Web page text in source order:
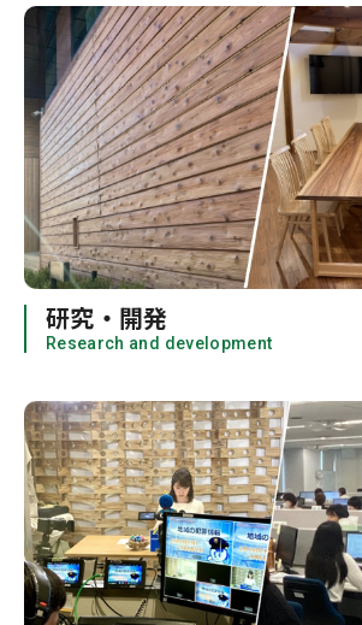
研究・開発
Research and development